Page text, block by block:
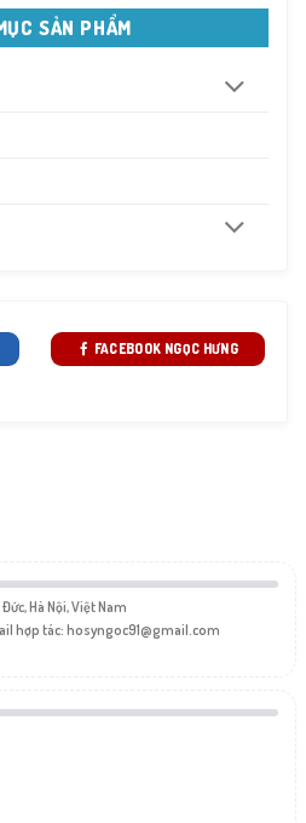
SẢN PHẨM
FACEBOOK NGỌC HƯNG
Hà Nội, Việt Nam
hợp tác: hosyngoc91@gmail.com